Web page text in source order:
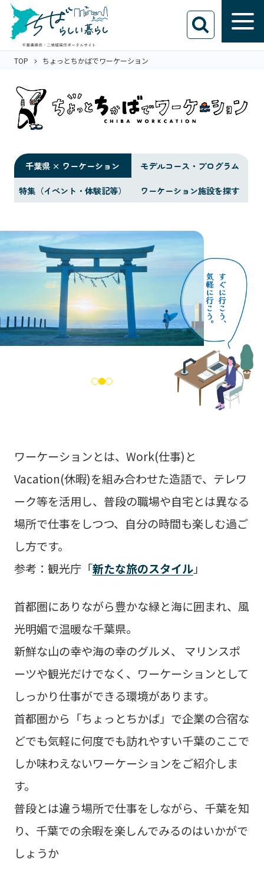
TOP ちょっとちかばでワーケーション
千葉県 × ワーケーション
モデルコース・プログラム
特集（イベント・体験記等）
ワーケーション施設を探す
ワーケーションとは、Work(仕事)と
Vacation(休暇)を組み合わせた造語で、テレワ
ーク等を活用し、 普段の職場や自宅とは異なる
場所で仕事をしつつ、自分の時間も楽しむ過ご
し方です。
参考：観光庁「新たな旅のスタイル」
首都圏にありながら豊かな緑と海に囲まれ、風
光明媚で温暖な千葉県。
新鮮な山の幸や海の幸のグルメ、 マリンスポ
ーツや観光だけでなく、 ワーケーションとして
しっかり仕事ができる環境があります。
首都圏から「ちょっとちかば」で企業の合宿な
どでも気軽に何度でも訪れやすい千葉のここで
しか味わえないワーケーションをご紹介しま
す。
普段とは違う場所で仕事をしながら、千葉を知
り、千葉での余暇を楽しんでみるのはいかがで
しょうか